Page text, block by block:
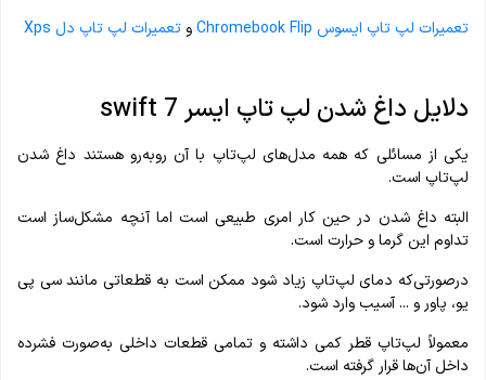
تعمیرات لپ ‌تاپ ایسوس Chromebook Flip
وتعمیرات لپ تاپ دل Xps
دلایل داغ شدن لپ‌ تاپ ایسر swift 7
یکی از مسائلی که همه مدل‌های لپ‌تاپ با آن روبه‌رو هستند داغ شدن
لپ‌تاپ است.
البته داغ شدن در حین کار امری طبیعی است اما آنچه مشکل‌ساز است
تداوم این گرما و حرارت است.
درصورتی‌که دمای لپ‌تاپ زیاد شود ممکن است به قطعاتی مانند سی پی
یو، پاور و ... آسیب وارد شود.
معمولاً لپ‌تاپ قطر کمی داشته و تمامی قطعات داخلی به‌صورت فشرده
داخل آن‌ها قرار گرفته است.